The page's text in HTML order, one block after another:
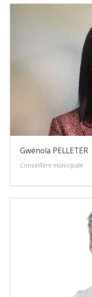
Gwénola PELLETER
Conseillère municipale